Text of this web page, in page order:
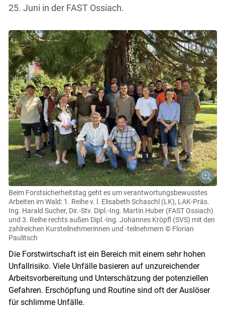
Skip to main content
25. Juni in der FAST Ossiach.
Beim Forstsicherheitstag geht es um verantwortungsbewusstes
Arbeiten im Wald: 1. Reihe v. l. Elisabeth Schaschl (LK), LAK-Präs.
Ing. Harald Sucher, Dir.-Stv. Dipl.-Ing. Martin Huber (FAST Ossiach)
und 3. Reihe rechts außen Dipl.-Ing. Johannes Kröpfl (SVS) mit den
zahlreichen Kursteilnehmerinnen und -teilnehmern © Florian
Paulitsch
Die Forstwirtschaft ist ein Bereich mit einem sehr hohen
Unfallrisiko. Viele Unfälle basieren auf unzureichender
Arbeitsvorbereitung und Unterschätzung der potenziellen
Gefahren. Erschöpfung und Routine sind oft der Auslöser
für schlimme Unfälle.